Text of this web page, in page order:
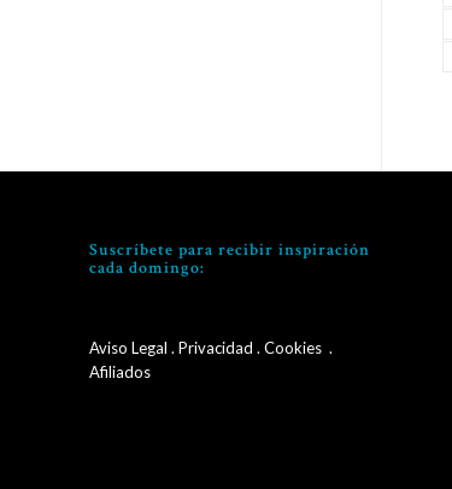
Suscríbete para recibir inspiración
cada domingo:
Aviso Legal .Privacidad .Cookies .
Afiliados